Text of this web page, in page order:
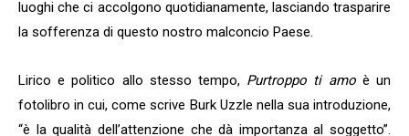
luoghi che ci accolgono quotidianamente, lasciando trasparire
la sofferenza di questo nostro malconcio Paese.
Lirico e politico allo stesso tempo, Purtroppo ti amoè un
fotolibro in cui, come scrive Burk Uzzle nella sua introduzione,
“è la qualità dell’attenzione che dà importanza al soggetto”.